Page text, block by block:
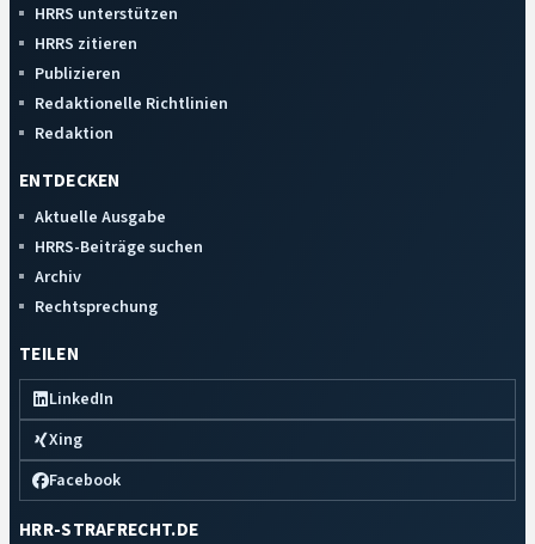
HRRS unterstützen
HRRS zitieren
Publizieren
Redaktionelle Richtlinien
Redaktion
ENTDECKEN
Aktuelle Ausgabe
HRRS-Beiträge suchen
Archiv
Rechtsprechung
TEILEN
LinkedIn
Xing
Facebook
HRR-STRAFRECHT.DE